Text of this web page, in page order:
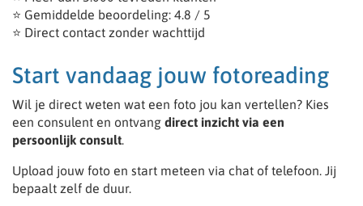
⭐ Gemiddelde beoordeling: 4.8 / 5
⭐ Direct contact zonder wachttijd
Start vandaag jouw fotoreading
Wil je direct weten wat een foto jou kan vertellen? Kies
een consulent en ontvang direct inzicht via een
persoonlijk consult.
Upload jouw foto en start meteen via chat of telefoon. Jij
bepaalt zelf de duur.